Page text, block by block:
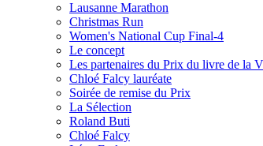
Lausanne Marathon
Christmas Run
Women's National Cup Final-4
Le concept
Les partenaires du Prix du livre de la
Chloé Falcy lauréate
Soirée de remise du Prix
La Sélection
Roland Buti
Chloé Falcy